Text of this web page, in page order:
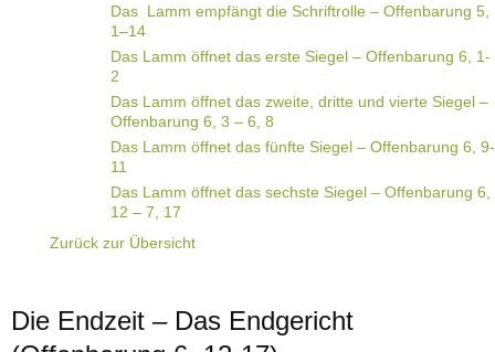
Das Lamm empfängt die Schriftrolle – Offenbarung 5,
1–14
Das Lamm öffnet das erste Siegel – Offenbarung 6, 1-
2
Das Lamm öffnet das zweite, dritte und vierte Siegel –
Offenbarung 6, 3 – 6, 8
Das Lamm öffnet das fünfte Siegel – Offenbarung 6, 9-
11
Das Lamm öffnet das sechste Siegel – Offenbarung 6,
12 – 7, 17
Zurück zur Übersicht
Die Endzeit – Das Endgericht